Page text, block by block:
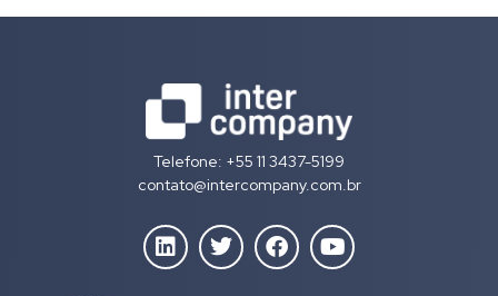
Telefone: +55 11 3437-5199
contato@intercompany.com.br